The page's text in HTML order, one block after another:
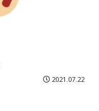
2021.07.22